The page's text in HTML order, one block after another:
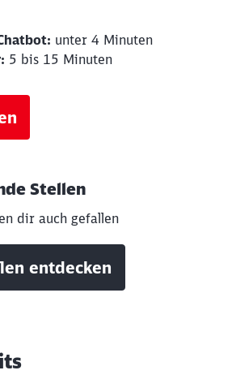
unter 4 Minuten
5 bis 15 Minuten
Stellen
dir auch gefallen
entdecken